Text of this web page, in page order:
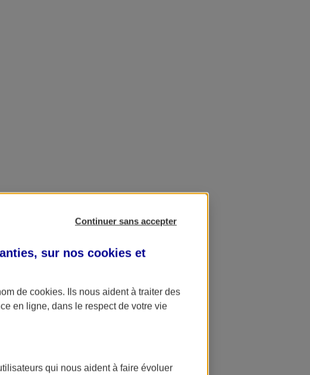
Continuer sans accepter
sur nos cookies et
de cookies. Ils nous aident à traiter des
en ligne, dans le respect de votre vie
qui nous aident à faire évoluer